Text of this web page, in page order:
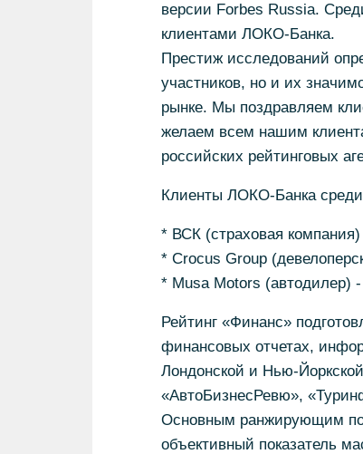
версии Forbes Russia.
клиентами ЛОКО-Банка.
Престиж исследований
участников, но и их
рынке. Мы поздравляем
желаем всем нашим
российских рейтинговых
Клиенты ЛОКО-Банка
* ВСК (страховая
* Crocus Group
* Musa Motors (автодилер)
Рейтинг «Финанс»
финансовых отчетах,
Лондонской и Нью-
«АвтоБизнесРевю»,
Основным ранжирующим
объективный показатель